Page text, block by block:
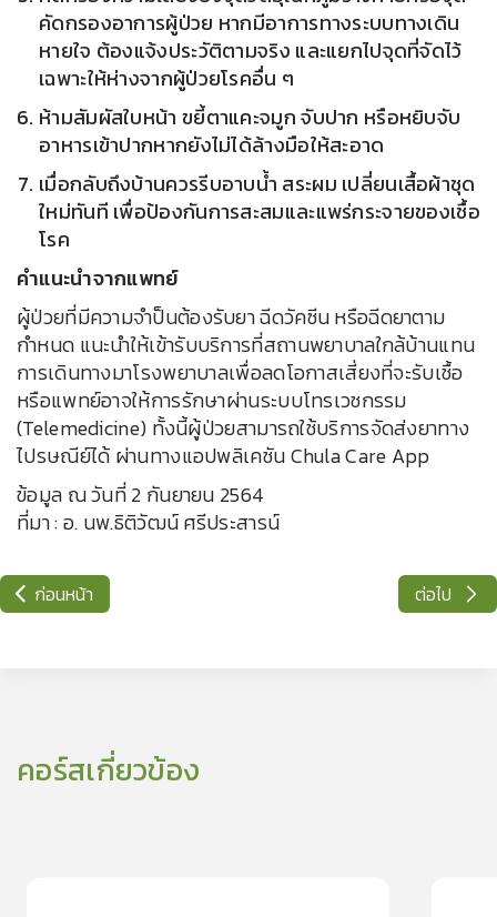
คัดกรองอาการผู้ป่วย หากมีอาการทางระบบทางเดิน
หายใจ ต้องแจ้งประวัติตามจริง และแยกไปจุดที่จัดไว้
เฉพาะให้ห่างจากผู้ป่วยโรคอื่น ๆ
ห้ามสัมผัสใบหน้า ขยี้ตาแคะจมูก จับปาก หรือหยิบจับ
อาหารเข้าปากหากยังไม่ได้ล้างมือให้สะอาด
เมื่อกลับถึงบ้านควรรีบอาบน้ำ สระผม เปลี่ยนเสื้อผ้าชุด
ใหม่ทันที เพื่อป้องกันการสะสมและแพร่กระจายของเชื้อ
โรค
คำแนะนำจากแพทย์
ผู้ป่วยที่มีความจำป็นต้องรับยา ฉีดวัคซีน หรือฉีดยาตาม
กำหนด แนะนำให้เข้ารับบริการที่สถานพยาบาลใกล้บ้านแทน
การเดินทางมาโรงพยาบาลเพื่อลดโอกาสเสี่ยงที่จะรับเชื้อ
หรือแพทย์อาจให้การรักษาผ่านระบบโทรเวชกรรม
(Telemedicine) ทั้งนี้ผู้ป่วยสามารถใช้บริการจัดส่งยาทาง
ไปรษณีย์ได้ ผ่านทางแอปพลิเคชัน Chula Care App
ข้อมูล ณ วันที่ 2 กันยายน 2564
ที่มา : อ. นพ.ธิติวัฒน์ ศรีประสารน์
ก่อนหน้า ต่อไป
คอร์สเกี่ยวข้อง